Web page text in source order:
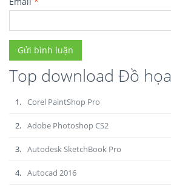
Top download Đồ họa
1. Corel PaintShop Pro
2. Adobe Photoshop CS2
3. Autodesk SketchBook Pro
4. Autocad 2016